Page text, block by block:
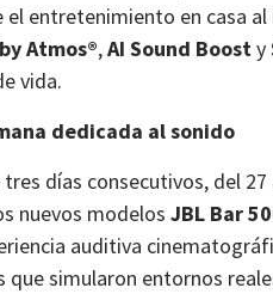
el entretenimiento en casa
Atmos®,AI Sound Boosty
vida.
dedicada al sonido
tres días consecutivos, del
nuevos modelos JBL Bar
auditiva
que simularon entornos